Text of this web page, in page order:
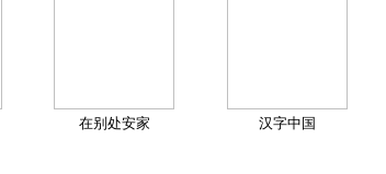
在别处安家 汉字中国